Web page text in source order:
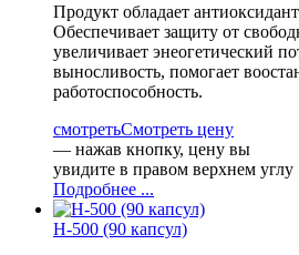
Продукт обладает
Обеспечивает защиту от
увеличивает энеогетический
выносливость, помогает
работоспособность.
смотретьСмотреть цену
— нажав кнопку, цену вы
увидите в правом верхнем углу
Подробнее ...
H-500 (90 капсул)